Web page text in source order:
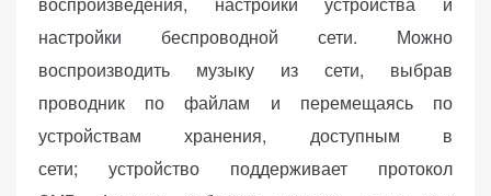
настройки беспроводной сети. Можно
воспроизводить музыку из сети, выбрав
проводник по файлам и перемещаясь по
устройствам хранения, доступным в
сети; устройство поддерживает протокол